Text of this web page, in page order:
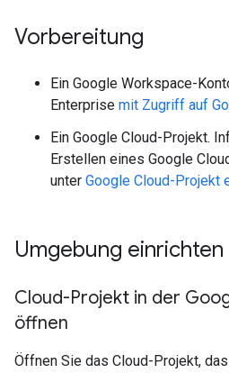
Vorbereitung
Ein Google Workspace-
Enterprise mit Zugriff auf
Ein Google Cloud-Projekt.
Erstellen eines Google
unter Google Cloud-Projekt
Umgebung einrichten
Cloud-Projekt in der
öffnen
Öffnen Sie das Cloud-Projekt,